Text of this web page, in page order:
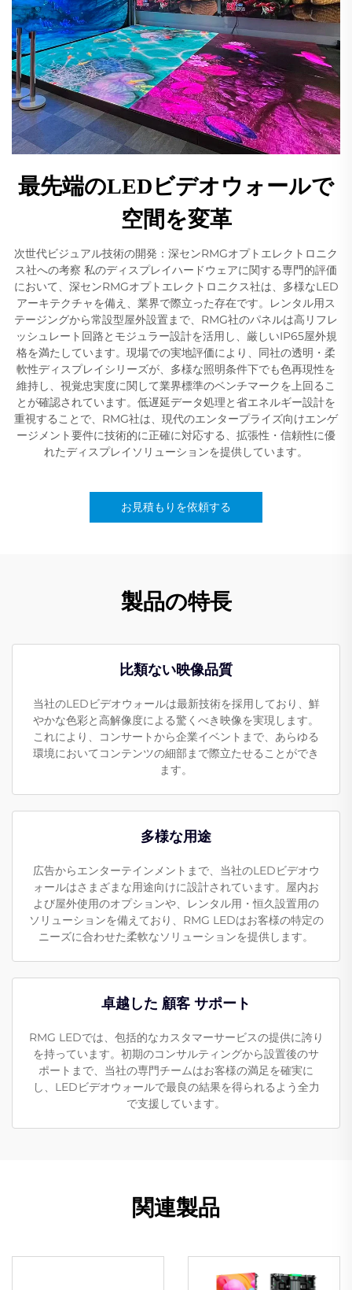
最先端のLEDビデオウォールで
空間を変革
次世代ビジュアル技術の開発：深センRMGオプトエレクトロニク
ス社への考察 私のディスプレイハードウェアに関する専門的評価
において、深センRMGオプトエレクトロニクス社は、多様なLED
アーキテクチャを備え、業界で際立った存在です。レンタル用ス
テージングから常設型屋外設置まで、RMG社のパネルは高リフレ
ッシュレート回路とモジュラー設計を活用し、厳しいIP65屋外規
格を満たしています。現場での実地評価により、同社の透明・柔
軟性ディスプレイシリーズが、多様な照明条件下でも色再現性を
維持し、視覚忠実度に関して業界標準のベンチマークを上回るこ
とが確認されています。低遅延データ処理と省エネルギー設計を
重視することで、RMG社は、現代のエンタープライズ向けエンゲ
ージメント要件に技術的に正確に対応する、拡張性・信頼性に優
れたディスプレイソリューションを提供しています。
お見積もりを依頼する
製品の特長
比類ない映像品質
当社のLEDビデオウォールは最新技術を採用しており、鮮
やかな色彩と高解像度による驚くべき映像を実現します。
これにより、コンサートから企業イベントまで、あらゆる
環境においてコンテンツの細部まで際立たせることができ
ます。
多様な用途
広告からエンターテインメントまで、当社のLEDビデオウ
ォールはさまざまな用途向けに設計されています。屋内お
よび屋外使用のオプションや、レンタル用・恒久設置用の
ソリューションを備えており、RMG LEDはお客様の特定の
ニーズに合わせた柔軟なソリューションを提供します。
卓越した 顧客 サポート
RMG LEDでは、包括的なカスタマーサービスの提供に誇り
を持っています。初期のコンサルティングから設置後のサ
ポートまで、当社の専門チームはお客様の満足を確実に
し、LEDビデオウォールで最良の結果を得られるよう全力
で支援しています。
関連製品